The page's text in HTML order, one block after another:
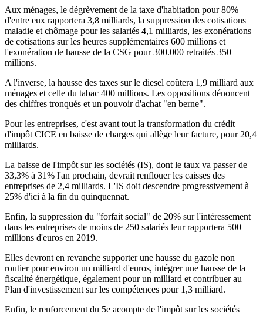
Aux ménages, le dégrèvement de la taxe d'habitation pour 80%
d'entre eux rapportera 3,8 milliards, la suppression des cotisations
maladie et chômage pour les salariés 4,1 milliards, les exonérations
de cotisations sur les heures supplémentaires 600 millions et
l'exonération de hausse de la CSG pour 300.000 retraités 350
millions.
A l'inverse, la hausse des taxes sur le diesel coûtera 1,9 milliard aux
ménages et celle du tabac 400 millions. Les oppositions dénoncent
des chiffres tronqués et un pouvoir d'achat "en berne".
Pour les entreprises, c'est avant tout la transformation du crédit
d'impôt CICE en baisse de charges qui allège leur facture, pour 20,4
milliards.
La baisse de l'impôt sur les sociétés (IS), dont le taux va passer de
33,3% à 31% l'an prochain, devrait renflouer les caisses des
entreprises de 2,4 milliards. L'IS doit descendre progressivement à
25% d'ici à la fin du quinquennat.
Enfin, la suppression du "forfait social" de 20% sur l'intéressement
dans les entreprises de moins de 250 salariés leur rapportera 500
millions d'euros en 2019.
Elles devront en revanche supporter une hausse du gazole non
routier pour environ un milliard d'euros, intégrer une hausse de la
fiscalité énergétique, également pour un milliard et contribuer au
Plan d'investissement sur les compétences pour 1,3 milliard.
Enfin, le renforcement du 5e acompte de l'impôt sur les sociétés